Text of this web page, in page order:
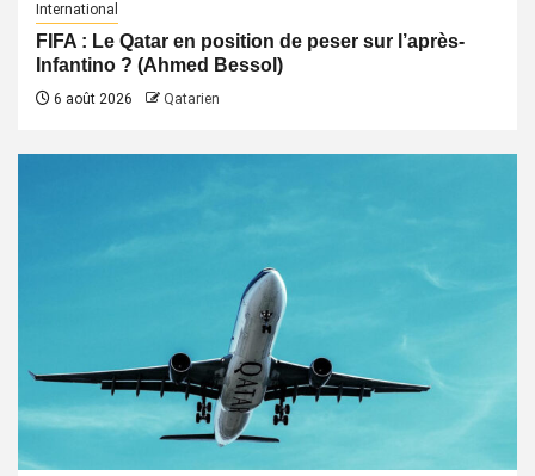
International
FIFA : Le Qatar en position de peser sur l’après-
Infantino ? (Ahmed Bessol)
6 août 2026 Qatarien